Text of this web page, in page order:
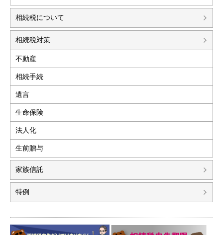
相続税について
相続税対策
不動産
相続手続
遺言
生命保険
法人化
生前贈与
家族信託
特例